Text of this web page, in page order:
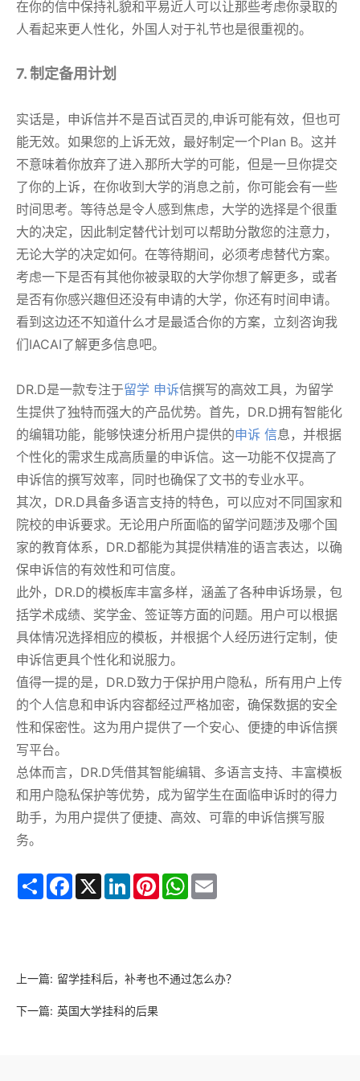
在你的信中保持礼貌和平易近人可以让那些考虑你录取的
人看起来更人性化，外国人对于礼节也是很重视的。
7. 制定备用计划
实话是，申诉信并不是百试百灵的,申诉可能有效，但也可
能无效。如果您的上诉无效，最好制定一个Plan B。这并
不意味着你放弃了进入那所大学的可能，但是一旦你提交
了你的上诉，在你收到大学的消息之前，你可能会有一些
时间思考。等待总是令人感到焦虑，大学的选择是个很重
大的决定，因此制定替代计划可以帮助分散您的注意力，
无论大学的决定如何。在等待期间，必须考虑替代方案。
考虑一下是否有其他你被录取的大学你想了解更多，或者
是否有你感兴趣但还没有申请的大学，你还有时间申请。
看到这边还不知道什么才是最适合你的方案，立刻咨询我
们IACAI了解更多信息吧。
DR.D是一款专注于留学 申诉信撰写的高效工具，为留学
生提供了独特而强大的产品优势。首先，DR.D拥有智能化
的编辑功能，能够快速分析用户提供的申诉 信息，并根据
个性化的需求生成高质量的申诉信。这一功能不仅提高了
申诉信的撰写效率，同时也确保了文书的专业水平。
其次，DR.D具备多语言支持的特色，可以应对不同国家和
院校的申诉要求。无论用户所面临的留学问题涉及哪个国
家的教育体系，DR.D都能为其提供精准的语言表达，以确
保申诉信的有效性和可信度。
此外，DR.D的模板库丰富多样，涵盖了各种申诉场景，包
括学术成绩、奖学金、签证等方面的问题。用户可以根据
具体情况选择相应的模板，并根据个人经历进行定制，使
申诉信更具个性化和说服力。
值得一提的是，DR.D致力于保护用户隐私，所有用户上传
的个人信息和申诉内容都经过严格加密，确保数据的安全
性和保密性。这为用户提供了一个安心、便捷的申诉信撰
写平台。
总体而言，DR.D凭借其智能编辑、多语言支持、丰富模板
和用户隐私保护等优势，成为留学生在面临申诉时的得力
助手，为用户提供了便捷、高效、可靠的申诉信撰写服
务。
Share Facebook
X LinkedInPinterestWhatsApp
上一篇: 留学挂科后，补考也不通过怎么办？
下一篇: 英国大学挂科的后果